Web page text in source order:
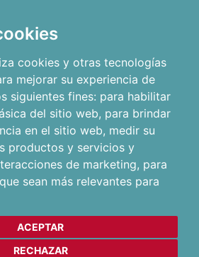
cookies y otras tecnologías
mejorar su experiencia de
siguientes fines: para habilitar
del sitio web, para brindar
en el sitio web, medir su
productos y servicios y
de marketing, para
sean más relevantes para
ACEPTAR
RECHAZAR